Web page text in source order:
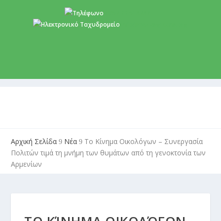
Αρχική Σελίδα 9 Νέα 9 Το Κίνημα Οικολόγων – Συνεργασία
Πολιτών τιμά τη μνήμη των θυμάτων από τη γενοκτονία των
Αρμενίων